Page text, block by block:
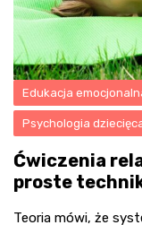
Edukacja
Psychologia
Ćwiczenia
proste
Teoria mówi, że